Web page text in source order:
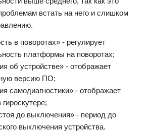
встать на него и слишком
в поворотах» - регулирует
платформы на поворотах;
об устройстве» - отображает
версию ПО;
самодиагностики» - отображает
до выключения» - период до
выключения устройства.